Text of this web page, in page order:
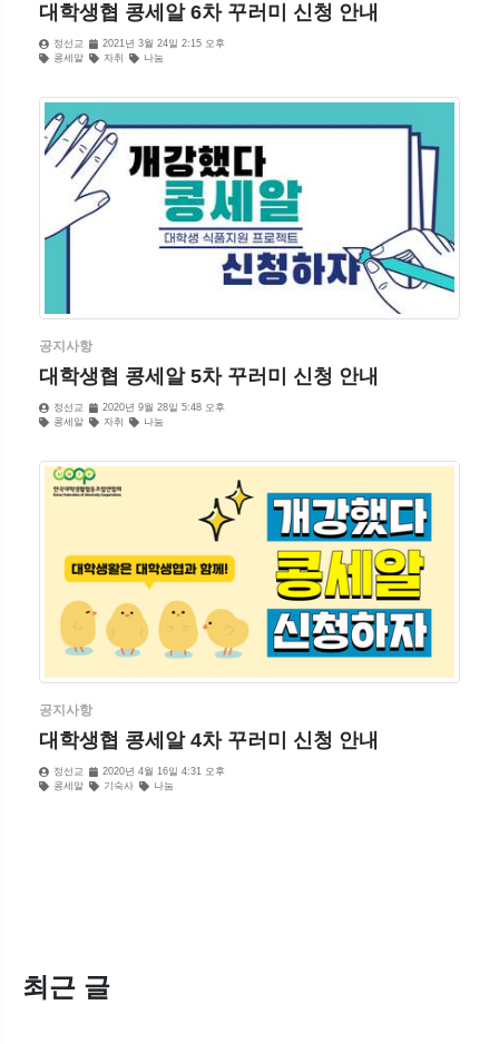
대학생협 콩세알 6차 꾸러미 신청 안내
정선교
2021년 3월 24일 2:15 오후
콩세알
자취 나눔
공지사항
대학생협 콩세알 5차 꾸러미 신청 안내
정선교
2020년 9월 28일 5:48 오후
콩세알
자취 나눔
공지사항
대학생협 콩세알 4차 꾸러미 신청 안내
정선교
2020년 4월 16일 4:31 오후
콩세알
기숙사 나눔
최근 글